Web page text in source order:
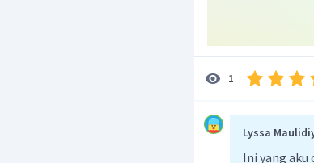
1
Lyssa
Ini yang aku